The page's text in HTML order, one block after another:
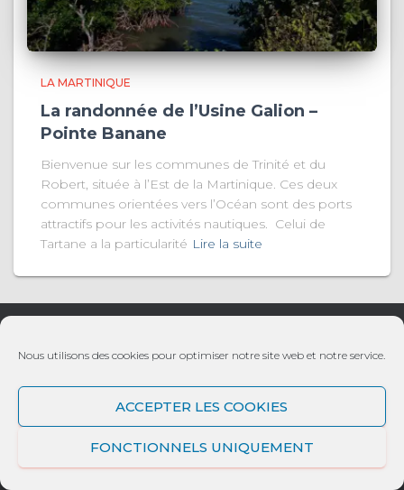
Nous utilisons des cookies pour optimiser notre site web et notre service.
ACCEPTER LES COOKIES
FONCTIONNELS UNIQUEMENT
LA MARTINIQUE
La randonnée de l’Usine Galion –
Pointe Banane
Bienvenue sur les communes de Trinité et du
Robert, située à l’Est de la Martinique. Ces deux
communes orientées vers l’Océan sont des ports
attractifs pour les activités nautiques. Celui de
Tartane a la particularité Lire la suite
Dom Loisirs et Culture
SIREN : 851224535
SIRET : 85122453500019
CGSS Martinique